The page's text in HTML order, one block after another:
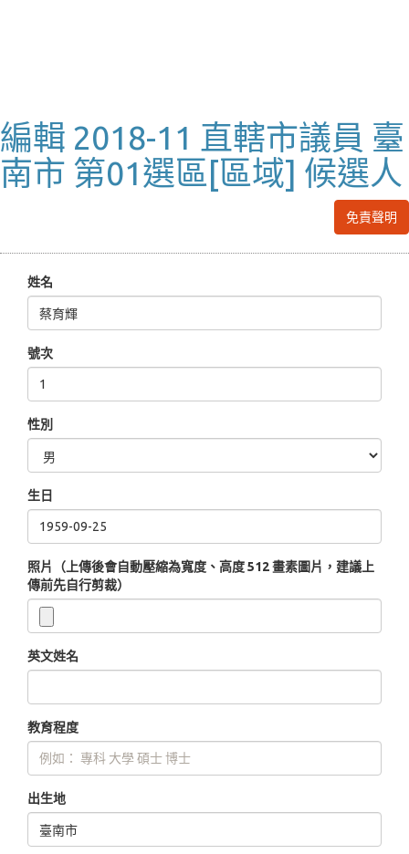
編輯 2018-11 直轄市議員 臺
南市 第01選區[區域] 候選人
免責聲明
姓名
號次
性別
生日
照片（上傳後會自動壓縮為寬度、高度 512 畫素圖片，建議上
傳前先自行剪裁）
英文姓名
教育程度
出生地